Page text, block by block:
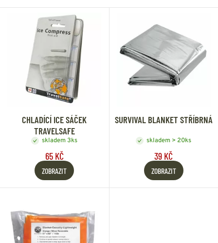
CHLADÍCÍ ICE SÁČEK
TRAVELSAFE
skladem 3ks
65 KČ
ZOBRAZIT
SURVIVAL BLANKET STŘÍBRNÁ
skladem > 20ks
39 KČ
ZOBRAZIT